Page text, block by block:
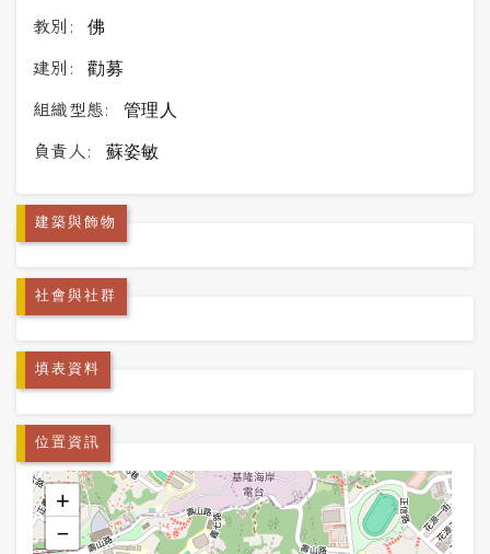
教別: 佛
建別: 勸募
組織型態: 管理人
負責人: 蘇姿敏
建築與飾物
社會與社群
填表資料
位置資訊
+
−